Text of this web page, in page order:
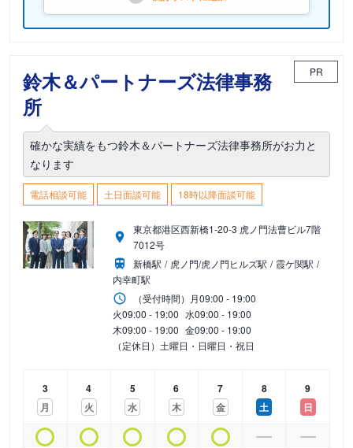
鈴木＆パートナーズ法律事務
所
PR
確かな実績をもつ鈴木＆パートナーズ法律事務所がお力と
なります
電話相談可能 土日面談可能 18時以降面談可能
東京都港区西新橋1-20-3 虎ノ門法曹ビル7階
7012号
新橋駅
虎ノ門/虎ノ門ヒルズ駅
霞ケ関駅
内幸町駅
（受付時間） 月09:00 - 19:00
火09:00 - 19:00 水09:00 - 19:00
木09:00 - 19:00 金09:00 - 19:00
（定休日）土曜日・日曜日・祝日
3
月
4
火
5
水
6
木
7
金
8
土
9
日